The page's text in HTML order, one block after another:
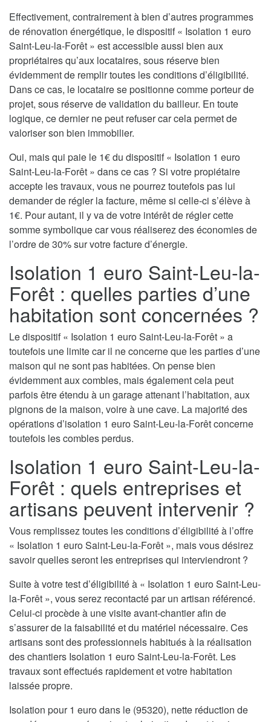
Effectivement, contrairement à bien d’autres programmes
de rénovation énergétique, le dispositif « Isolation 1 euro
Saint-Leu-la-Forêt » est accessible aussi bien aux
propriétaires qu’aux locataires, sous réserve bien
évidemment de remplir toutes les conditions d’éligibilité.
Dans ce cas, le locataire se positionne comme porteur de
projet, sous réserve de validation du bailleur. En toute
logique, ce dernier ne peut refuser car cela permet de
valoriser son bien immobilier.
Oui, mais qui paie le 1€ du dispositif « Isolation 1 euro
Saint-Leu-la-Forêt » dans ce cas ? Si votre propiétaire
accepte les travaux, vous ne pourrez toutefois pas lui
demander de régler la facture, même si celle-ci s’élève à
1€. Pour autant, il y va de votre intérêt de régler cette
somme symbolique car vous réaliserez des économies de
l’ordre de 30% sur votre facture d’énergie.
Isolation 1 euro Saint-Leu-la-
Forêt : quelles parties d’une
habitation sont concernées ?
Le dispositif « Isolation 1 euro Saint-Leu-la-Forêt » a
toutefois une limite car il ne concerne que les parties d’une
maison qui ne sont pas habitées. On pense bien
évidemment aux combles, mais également cela peut
parfois être étendu à un garage attenant l’habitation, aux
pignons de la maison, voire à une cave. La majorité des
opérations d’isolation 1 euro Saint-Leu-la-Forêt concerne
toutefois les combles perdus.
Isolation 1 euro Saint-Leu-la-
Forêt : quels entreprises et
artisans peuvent intervenir ?
Vous remplissez toutes les conditions d’éligibilité à l’offre
« Isolation 1 euro Saint-Leu-la-Forêt », mais vous désirez
savoir quelles seront les entreprises qui interviendront ?
Suite à votre test d’éligibilité à « Isolation 1 euro Saint-Leu-
la-Forêt », vous serez recontacté par un artisan référencé.
Celui-ci procède à une visite avant-chantier afin de
s’assurer de la faisabilité et du matériel nécessaire. Ces
artisans sont des professionnels habitués à la réalisation
des chantiers Isolation 1 euro Saint-Leu-la-Forêt. Les
travaux sont effectués rapidement et votre habitation
laissée propre.
Isolation pour 1 euro dans le (95320), nette réduction de